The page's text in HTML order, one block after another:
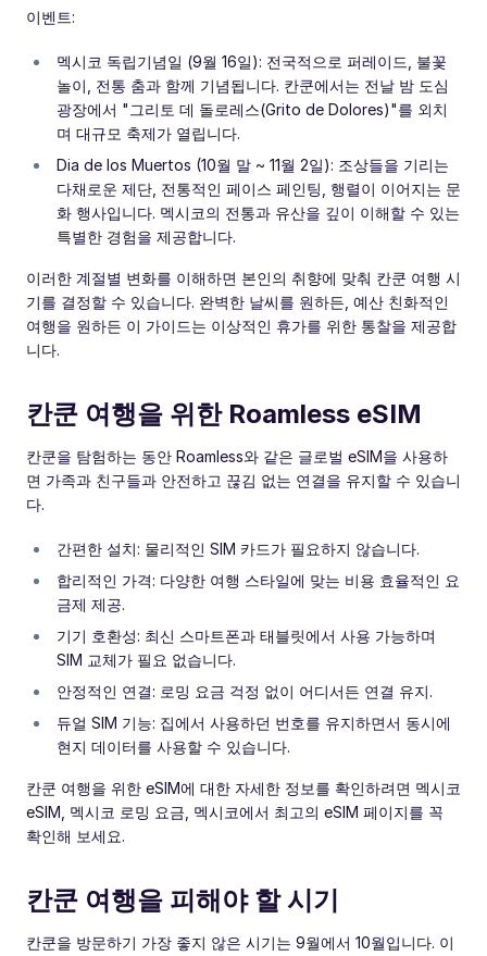
이벤트:
멕시코 독립기념일 (9월 16일): 전국적으로 퍼레이드, 불꽃
놀이, 전통 춤과 함께 기념됩니다. 칸쿤에서는 전날 밤 도심
광장에서 "그리토 데 돌로레스(Grito de Dolores)"를 외치
며 대규모 축제가 열립니다.
Dia de los Muertos (10월 말 ~ 11월 2일): 조상들을 기리는
다채로운 제단, 전통적인 페이스 페인팅, 행렬이 이어지는 문
화 행사입니다. 멕시코의 전통과 유산을 깊이 이해할 수 있는
특별한 경험을 제공합니다.
이러한 계절별 변화를 이해하면 본인의 취향에 맞춰 칸쿤 여행 시
기를 결정할 수 있습니다. 완벽한 날씨를 원하든, 예산 친화적인
여행을 원하든 이 가이드는 이상적인 휴가를 위한 통찰을 제공합
니다.
칸쿤 여행을 위한 Roamless eSIM
칸쿤을 탐험하는 동안 Roamless와 같은 글로벌 eSIM을 사용하
면 가족과 친구들과 안전하고 끊김 없는 연결을 유지할 수 있습니
다.
간편한 설치: 물리적인 SIM 카드가 필요하지 않습니다.
합리적인 가격: 다양한 여행 스타일에 맞는 비용 효율적인 요
금제 제공.
기기 호환성: 최신 스마트폰과 태블릿에서 사용 가능하며
SIM 교체가 필요 없습니다.
안정적인 연결: 로밍 요금 걱정 없이 어디서든 연결 유지.
듀얼 SIM 기능: 집에서 사용하던 번호를 유지하면서 동시에
현지 데이터를 사용할 수 있습니다.
칸쿤 여행을 위한 eSIM에 대한 자세한 정보를 확인하려면 멕시코
eSIM, 멕시코 로밍 요금, 멕시코에서 최고의 eSIM 페이지를 꼭
확인해 보세요.
칸쿤 여행을 피해야 할 시기
칸쿤을 방문하기 가장 좋지 않은 시기는 9월에서 10월입니다. 이